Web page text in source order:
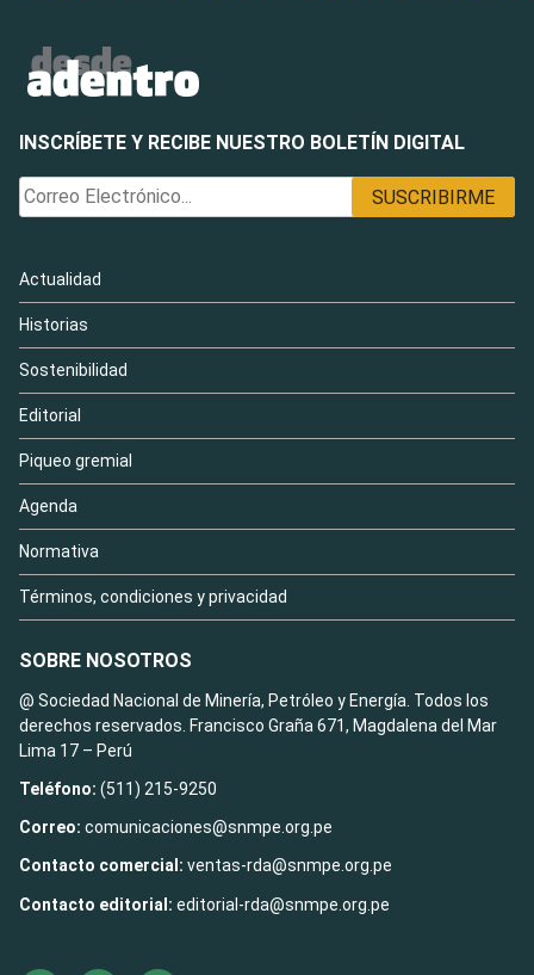
INSCRÍBETE Y RECIBE NUESTRO BOLETÍN DIGITAL
Actualidad
Historias
Sostenibilidad
Editorial
Piqueo gremial
Agenda
Normativa
Términos, condiciones y privacidad
SOBRE NOSOTROS
@ Sociedad Nacional de Minería, Petróleo y Energía. Todos los
derechos reservados. Francisco Graña 671, Magdalena del Mar
Lima 17 – Perú
Teléfono: (511) 215-9250
Correo: comunicaciones@snmpe.org.pe
Contacto comercial: ventas-rda@snmpe.org.pe
Contacto editorial: editorial-rda@snmpe.org.pe